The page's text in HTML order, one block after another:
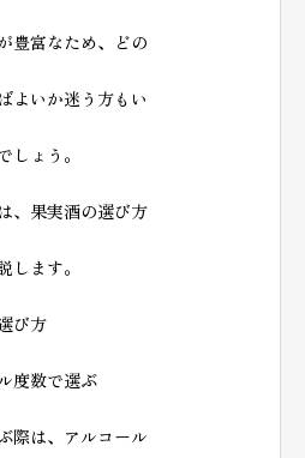
豊富なため、どの
よいか迷う方もい
しょう。
、果実酒の選び方
します。
び方
度数で選ぶ
際は、アルコール